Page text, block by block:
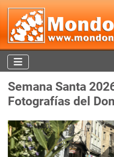
Semana Santa
Fotografías del